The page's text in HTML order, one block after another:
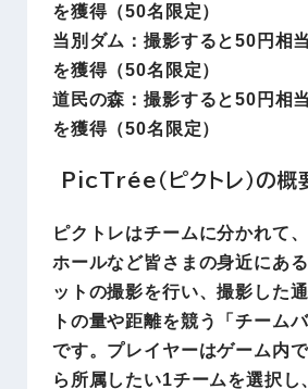
を獲得（50名限定）
当別ダム：撮影すると50円相
を獲得（50名限定）
道民の森：撮影すると50円相
を獲得（50名限定）
PicTrée（ピクトレ）の概
ピクトレはチームに分かれて
ホールなど皆さまの身近にあ
ットの撮影を行い、撮影した
トの量や距離を競う「チーム
です。プレイヤーはゲーム内
ら所属したい1チームを選択し